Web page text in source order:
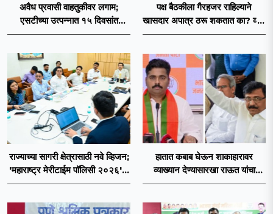
अवैध प्रवासी वाहतुकीवर लगाम;
एसटीच्या उत्पन्नात १५ दिवसांत
४३.८३ कोटींची वाढ!
पक्ष बैठकीला गैरहजर राहिल्याने
खासदार अपात्र ठरू शकतात का? व्हीप
आणि कायदा नेमकं काय सांगतो?
राज्याच्या सागरी क्षेत्रासाठी नवे व्हिजन;
'महाराष्ट्र मेरीटाईम पॉलिसी २०२६'चा
प्रस्ताव
हातात कबाब घेऊन शाकाहारावर
व्याख्यान देण्यासारखा राऊत यांचा
प्रयत्न - नवनाथ बन